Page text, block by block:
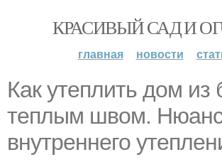
КРАСИВЫЙ САД И
главная новости
Как утеплить дом из
теплым швом.
внутреннего